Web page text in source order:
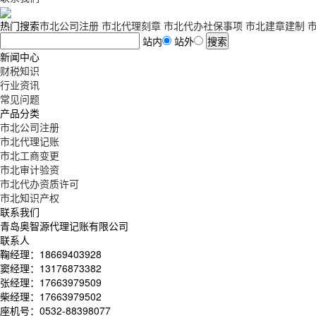
热门搜索市北公司注册 市北代理刻章 市北代办社保事项 市北建章建制
站内
站外
新闻中心
财税知识
行业资讯
常见问题
产品分类
市北公司注册
市北代理记账
市北工商变更
市北审计验资
市北代办资质许可
市北知识产权
联系我们
青岛奥智源代理记账有限公司
联系人
鞠经理：18669403928
窦经理：13176873382
张经理：17663979509
柴经理：17663979502
座机号：0532-88398077